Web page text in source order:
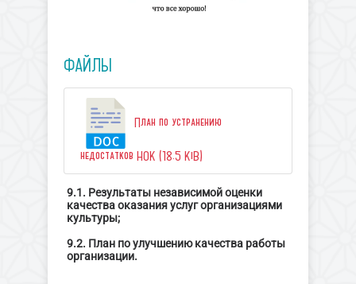
ФАЙЛЫ
План по устранению
недостатков НОК (18.5 KiB)
9.1. Результаты независимой оценки
качества оказания услуг организациями
культуры;
9.2. План по улучшению качества работы
организации.